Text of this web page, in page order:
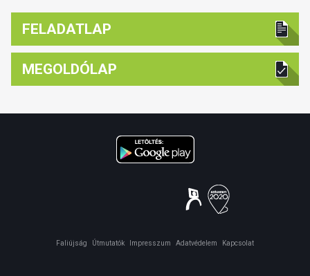
FELADATLAP
MEGOLDÓLAP
Faliújság Útmutatók Impresszum Adatvédelem Kapcsolat